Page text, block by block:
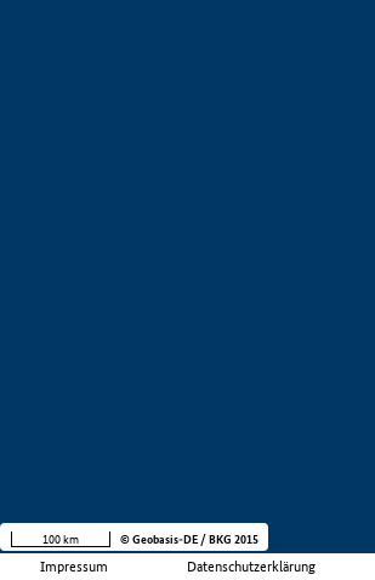
Impressum Datenschutzerklärung
100 km © Geobasis-DE / BKG 2015